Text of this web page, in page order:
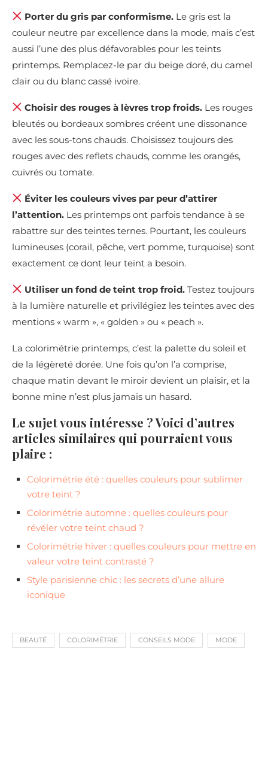
Porter du gris par conformisme. Le gris est la
couleur neutre par excellence dans la mode, mais c’est
aussi l’une des plus défavorables pour les teints
printemps. Remplacez-le par du beige doré, du camel
clair ou du blanc cassé ivoire.
Choisir des rouges à lèvres trop froids. Les rouges
bleutés ou bordeaux sombres créent une dissonance
avec les sous-tons chauds. Choisissez toujours des
rouges avec des reflets chauds, comme les orangés,
cuivrés ou tomate.
Éviter les couleurs vives par peur d’attirer
l’attention. Les printemps ont parfois tendance à se
rabattre sur des teintes ternes. Pourtant, les couleurs
lumineuses (corail, pêche, vert pomme, turquoise) sont
exactement ce dont leur teint a besoin.
Utiliser un fond de teint trop froid. Testez toujours
à la lumière naturelle et privilégiez les teintes avec des
mentions « warm », « golden » ou « peach ».
La colorimétrie printemps, c’est la palette du soleil et
de la légèreté dorée. Une fois qu’on l’a comprise,
chaque matin devant le miroir devient un plaisir, et la
bonne mine n’est plus jamais un hasard.
Le sujet vous intéresse ? Voici d’autres
articles similaires qui pourraient vous
plaire :
Colorimétrie été : quelles couleurs pour sublimer
votre teint ?
Colorimétrie automne : quelles couleurs pour
révéler votre teint chaud ?
Colorimétrie hiver : quelles couleurs pour mettre en
valeur votre teint contrasté ?
Style parisienne chic : les secrets d’une allure
iconique
BEAUTÉ COLORIMÉTRIE CONSEILS MODE MODE